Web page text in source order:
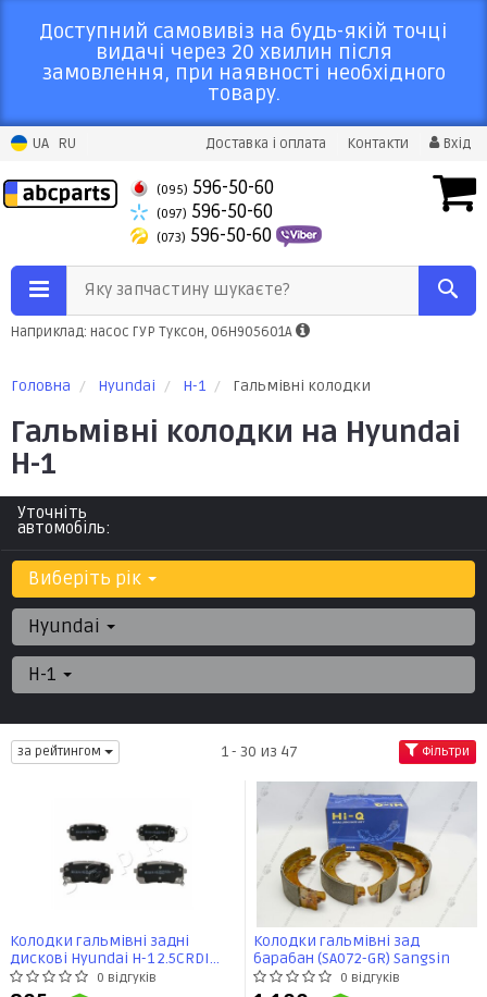
Доступний самовивіз на будь-якій точці
видачі через 20 хвилин після
замовлення, при наявності необхідного
товару.
UA RU Доставка і оплата Контакти Вхід
(095) 596-50-60
(097) 596-50-60
(073) 596-50-60
Яку запчастину шукаєте?
Наприклад: насос ГУР Туксон, 06H905601A
Головна Hyundai H-1 Гальмівні колодки
Гальмівні колодки на Hyundai
H-1
Уточніть
автомобіль:
Виберіть рік
Hyundai
H-1
за рейтингом 1 - 30 из 47 Фільтри
Колодки гальмівні задні
дискові Hyundai H-1 2.5CRDI
(08-)/Kia Sorento III (15-),
Carnival II (01-,06-) (51K07)
0 відгуків
Колодки гальмівні зад
барабан (SA072-GR) Sangsin
0 відгуків